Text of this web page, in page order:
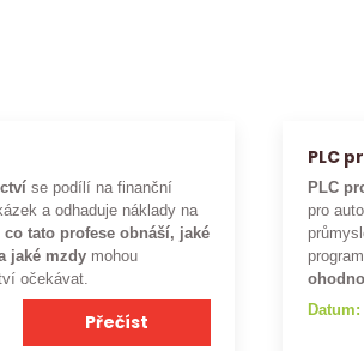
se podílí na finanční
a odhaduje náklady na
co tato profese obnáší, jaké
jaké mzdy mohou
očekávat.
Přečíst
PLC
PLC
pro
Datum: